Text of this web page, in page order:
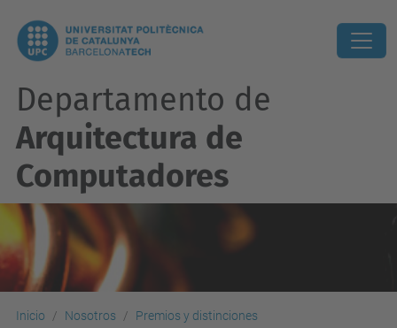
Departamento de
Arquitectura de
Computadores
Inicio Nosotros
Premios y distinciones